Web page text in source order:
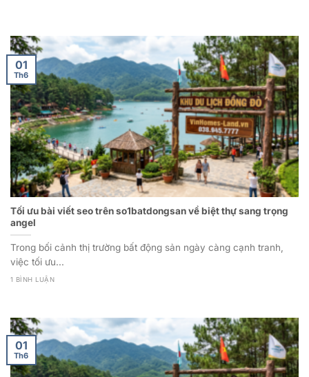
Tối ưu bài viết seo trên so1batdongsan về biệt thự sang trọng
angel
Trong bối cảnh thị trường bất động sản ngày càng cạnh tranh,
việc tối ưu...
1 BÌNH LUẬN
01
Th6
01
Th6